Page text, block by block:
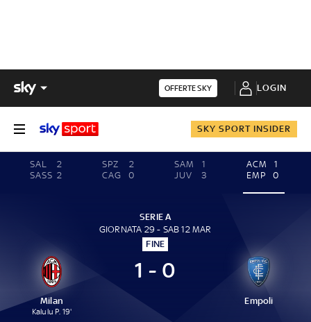
OFFERTE SKY LOGIN
SKY SPORT INSIDER
SAL
2
SASS 2
SPZ
2
CAG
0
SAM
1
JUV
3
ACM
1
EMP
0
SERIE A
GIORNATA 29 - SAB 12 MAR
FINE
Milan
Kalulu P. 19'
1 - 0
Empoli